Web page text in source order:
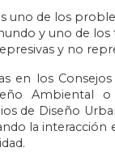
uno de los
y uno de
y no
en los
Ambiental
de Diseño
la